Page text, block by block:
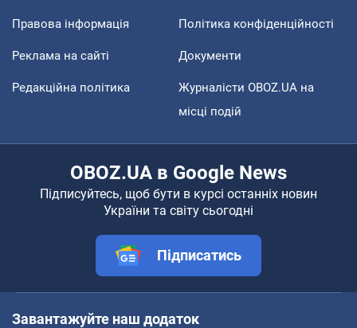
Правова інформація Політика конфіденційності
Реклама на сайті Документи
Редакційна політика
Журналісти OBOZ.UA на
місці подій
OBOZ.UA в Google News
Підписуйтесь, щоб бути в курсі останніх новин
України та світу сьогодні
Підписатись
Завантажуйте наш додаток